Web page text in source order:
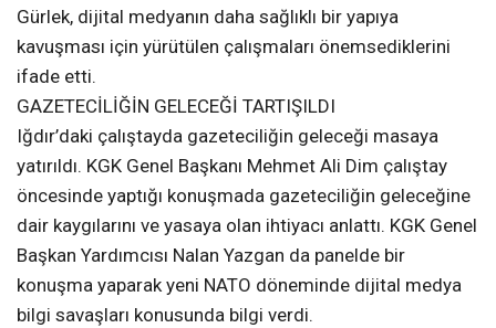
Gürlek, dijital medyanın daha sağlıklı bir yapıya
kavuşması için yürütülen çalışmaları önemsediklerini
ifade etti.
GAZETECİLİĞİN GELECEĞİ TARTIŞILDI
Iğdır’daki çalıştayda gazeteciliğin geleceği masaya
yatırıldı. KGK Genel Başkanı Mehmet Ali Dim çalıştay
öncesinde yaptığı konuşmada gazeteciliğin geleceğine
dair kaygılarını ve yasaya olan ihtiyacı anlattı. KGK Genel
Başkan Yardımcısı Nalan Yazgan da panelde bir
konuşma yaparak yeni NATO döneminde dijital medya
bilgi savaşları konusunda bilgi verdi.